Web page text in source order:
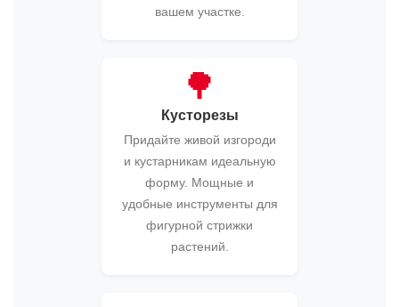
вашем участке.
🌳
Кусторезы
Придайте живой изгороди
и кустарникам идеальную
форму. Мощные и
удобные инструменты для
фигурной стрижки
растений.